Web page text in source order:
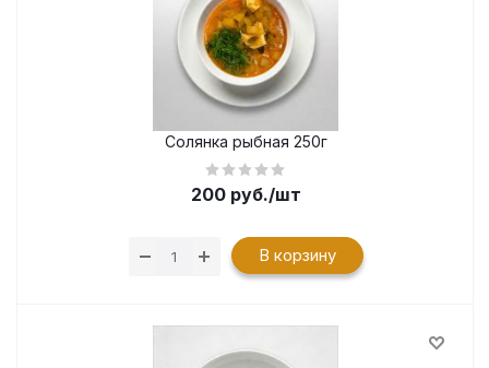
Солянка рыбная 250г
200руб./шт
В корзину